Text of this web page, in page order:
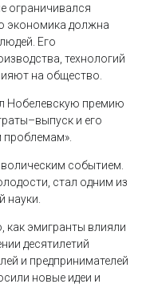
ограничивался
экономика должна
Его
технологий
на общество.
Нобелевскую премию
и его
событием.
стал одним из
науки.
как эмигранты влияли
десятилетий
и предпринимателей
новые идеи и